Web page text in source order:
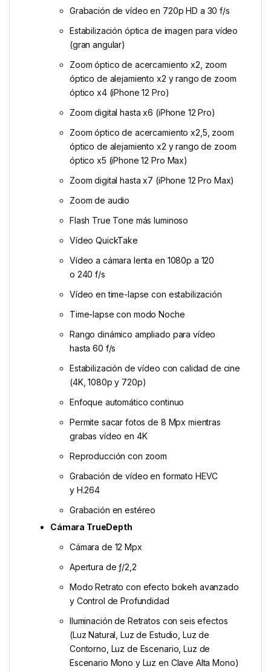
Grabación de vídeo en 720p HD a 30 f/s
Estabilización óptica de imagen para vídeo
(gran angular)
Zoom óptico de acercamiento x2, zoom
óptico de alejamiento x2 y rango de zoom
óptico x4 (iPhone 12 Pro)
Zoom digital hasta x6 (iPhone 12 Pro)
Zoom óptico de acercamiento x2,5, zoom
óptico de alejamiento x2 y rango de zoom
óptico x5 (iPhone 12 Pro Max)
Zoom digital hasta x7 (iPhone 12 Pro Max)
Zoom de audio
Flash True Tone más luminoso
Vídeo QuickTake
Vídeo a cámara lenta en 1080p a 120
o 240 f/s
Vídeo en time-lapse con estabili­zación
Time-lapse con modo Noche
Rango dinámico ampliado para vídeo
hasta 60 f/s
Estabilización de vídeo con calidad de cine
(4K, 1080p y 720p)
Enfoque automático continuo
Permite sacar fotos de 8 Mpx mientras
grabas vídeo en 4K
Reproducción con zoom
Grabación de vídeo en formato HEVC
y H.264
Grabación en estéreo
Cámara TrueDepth
Cámara de 12 Mpx
Apertura de ƒ/2,2
Modo Retrato con efecto bokeh avanzado
y Control de Profundidad
Iluminación de Retratos con seis efectos
(Luz Natural, Luz de Estudio, Luz de
Contorno, Luz de Escenario, Luz de
Escenario Mono y Luz en Clave Alta Mono)